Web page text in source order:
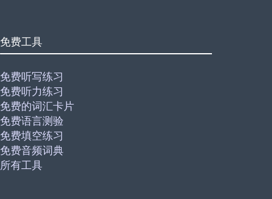
免费工具
免费听写练习
免费听力练习
免费的词汇卡片
免费语言测验
免费填空练习
免费音频词典
所有工具